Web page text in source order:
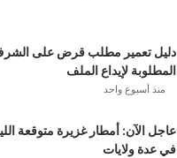
دليل تعمير مطلب قرض على الشرف
المطلوبة لإيداع الملف
منذ أسبوع واحد
عاجل الآن: أمطار غزيرة متوقعة
في عدة ولايات